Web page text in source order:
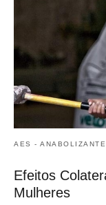
AES -
Efeitos
Mulheres